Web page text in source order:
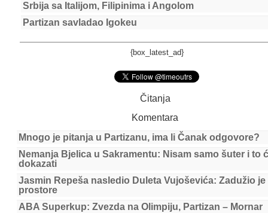
Srbija sa Italijom, Filipinima i Angolom
Partizan savladao Igokeu
{box_latest_ad}
Čitanja
Komentara
Mnogo je pitanja u Partizanu, ima li Čanak odgovore?
Nemanja Bjelica u Sakramentu: Nisam samo šuter i to
dokazati
Jasmin Repeša nasledio Duleta Vujoševića: Zadužio je
prostore
ABA Superkup: Zvezda na Olimpiju, Partizan – Mornar